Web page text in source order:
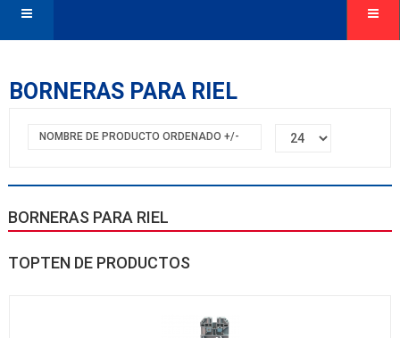
BORNERAS PARA RIEL
NOMBRE DE PRODUCTO ORDENADO +/-
BORNERAS PARA RIEL
TOPTEN DE PRODUCTOS